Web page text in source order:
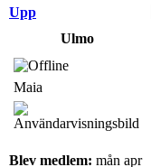
Upp
Ulmo
Maia
Blev medlem: mån apr